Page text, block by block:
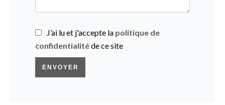
J’ai lu et j'accepte la politique de
confidentialitéde ce site
ENVOYER